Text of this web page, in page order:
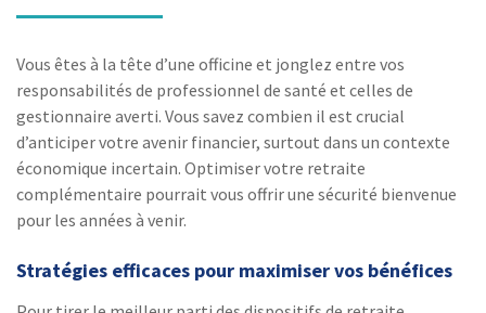
Vous êtes à la tête d’une officine et jonglez entre vos
responsabilités de professionnel de santé et celles de
gestionnaire averti. Vous savez combien il est crucial
d’anticiper votre avenir financier, surtout dans un contexte
économique incertain. Optimiser votre retraite
complémentaire pourrait vous offrir une sécurité bienvenue
pour les années à venir.
Stratégies efficaces pour maximiser vos bénéfices